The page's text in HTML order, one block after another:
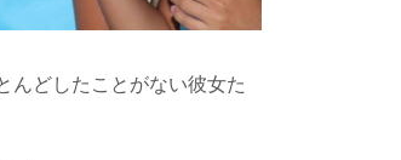
んどしたことがない彼女た